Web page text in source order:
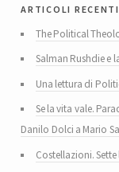
articoli recenti
The Political
Salman Rushdie e
Una lettura di
Se la vita vale.
Danilo Dolci a Mario
Costellazioni.